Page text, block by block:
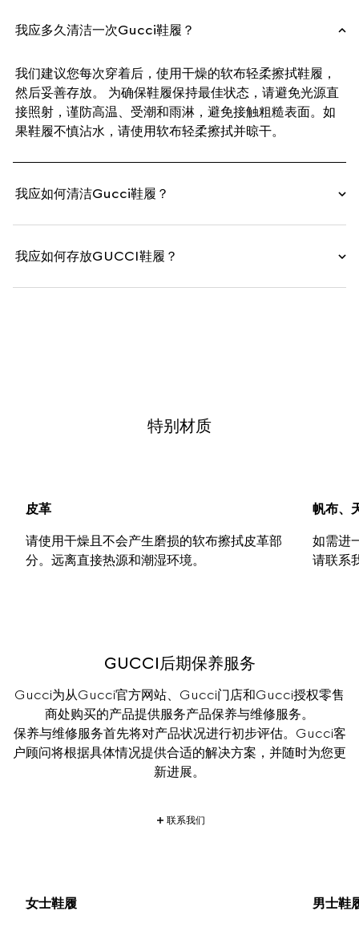
我应多久清洁一次Gucci鞋履？
我们建议您每次穿着后，使用干燥的软布轻柔擦拭鞋履，
然后妥善存放。 为确保鞋履保持最佳状态，请避免光源直
接照射，谨防高温、受潮和雨淋，避免接触粗糙表面。如
果鞋履不慎沾水，请使用软布轻柔擦拭并晾干。
我应如何清洁Gucci鞋履？
我应如何存放GUCCI鞋履？
特别材质
皮革
请使用干燥且不会产生磨损的软布擦拭皮革部
分。远离直接热源和潮湿环境。
帆布、
如需进
请联系
GUCCI后期保养服务
Gucci为从Gucci官方网站、Gucci门店和Gucci授权零售
商处购买的产品提供服务产品保养与维修服务。
保养与维修服务首先将对产品状况进行初步评估。Gucci客
户顾问将根据具体情况提供合适的解决方案，并随时为您更
新进展。
联系我们
男士鞋